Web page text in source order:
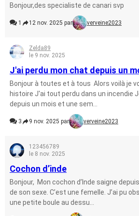
Bonjour,des specialiste de canari svp
1 12 nov. 2025 par verveine2023
Zelda89
le 9 nov. 2025
J'ai perdu mon chat depuis un
Bonjour à toutes et à tous Alors voilà je
histoire J'ai tout perdu dans un incendie
depuis un mois et une sem...
3 9 nov. 2025 par verveine2023
123456789
le 8 nov. 2025
Cochon d’inde
Bonjour, Mon cochon d’Inde saigne
de son sexe. C’est une femelle. J’ai pu
une petite boule au dessu...